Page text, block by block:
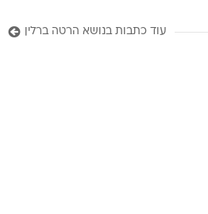
עוד כתבות בנושא הרטה ברלין